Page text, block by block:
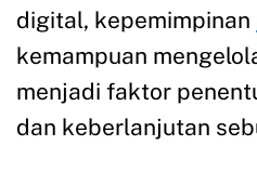
digital, kepemimpinan
kemampuan
menjadi faktor
dan keberlanjutan